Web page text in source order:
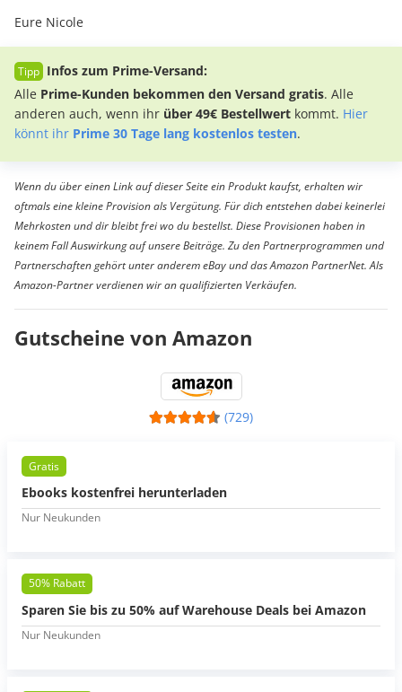
Eure Nicole
Infos zum Prime-Versand:
Alle Prime-Kunden bekommen den Versand gratis. Alle
anderen auch, wenn ihr über 49€ Bestellwert kommt. Hier
könnt ihr Prime 30 Tage lang kostenlos testen.
Wenn du über einen Link auf dieser Seite ein Produkt kaufst, erhalten wir
oftmals eine kleine Provision als Vergütung. Für dich entstehen dabei keinerlei
Mehrkosten und dir bleibt frei wo du bestellst. Diese Provisionen haben in
keinem Fall Auswirkung auf unsere Beiträge. Zu den Partnerprogrammen und
Partnerschaften gehört unter anderem eBay und das Amazon PartnerNet. Als
Amazon-Partner verdienen wir an qualifizierten Verkäufen.
Gutscheine von Amazon
(729)
Gratis
Ebooks kostenfrei herunterladen
Nur Neukunden
50% Rabatt
Sparen Sie bis zu 50% auf Warehouse Deals bei Amazon
Nur Neukunden